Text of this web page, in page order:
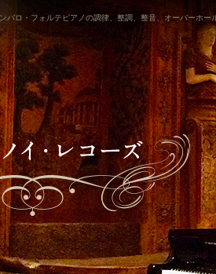
バロ・フォルテピアノの調律、整調、整音、オーバー